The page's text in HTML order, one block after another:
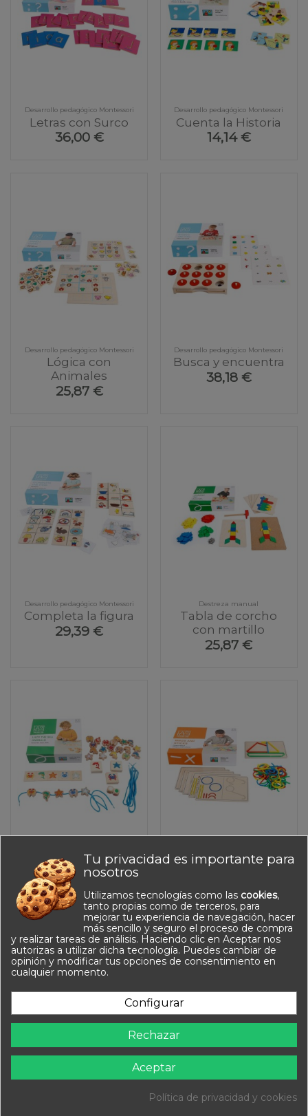
Desarrollo pedagógico Montessori
Letras con Surco
36,00 €
Desarrollo pedagógico Montessori
Cuenta la Historia
14,14 €
Desarrollo pedagógico Montessori
Lógica con
Animales
25,87 €
Desarrollo pedagógico Montessori
Busca y encuentra
38,18 €
Desarrollo pedagógico Montessori
Completa la figura
29,39 €
Destreza manual
Tabla de corcho
con martillo
25,87 €
Desarrollo pedagógico Montessori
Ata a los Animales
Marinos
25,58 €
Desarrollo pedagógico Montessori
Anillos y palos
Información
Contacto
Síguenos
Tu privacidad es importante para
nosotros
Utilizamos tecnologías como las cookies,
tanto propias como de terceros, para
mejorar tu experiencia de navegación, hacer
más sencillo y seguro el proceso de compra
y realizar tareas de análisis. Haciendo clic en Aceptar nos
autorizas a utilizar dicha tecnología. Puedes cambiar de
opinión y modificar tus opciones de consentimiento en
cualquier momento.
Configurar
Rechazar
Aceptar
Política de privacidad y cookies